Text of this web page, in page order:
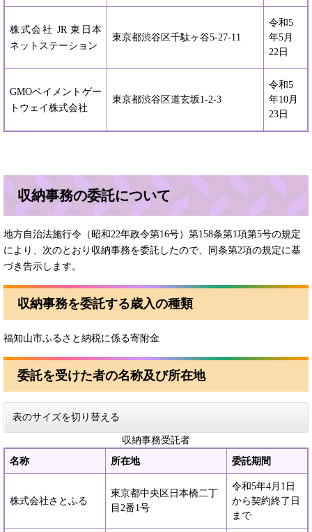
株式会社 JR 東日本
ネットステーション
東京都渋谷区千駄ヶ谷5-27-11
令和5
年5月
22日
GMOペイメントゲー
トウェイ株式会社
東京都渋谷区道玄坂1-2-3
令和5
年10月
23日
収納事務の委託について
地方自治法施行令（昭和22年政令第16号）第158条第1項第5号の規定
により、次のとおり収納事務を委託したので、同条第2項の規定に基
づき告示します。
収納事務を委託する歳入の種類
福知山市ふるさと納税に係る寄附金
委託を受けた者の名称及び所在地
表のサイズを切り替える
収納事務受託者
名称
所在地 委託期間
株式会社さとふる
東京都中央区日本橋二丁
目2番1号
令和5年4月1日
から契約終了日
まで